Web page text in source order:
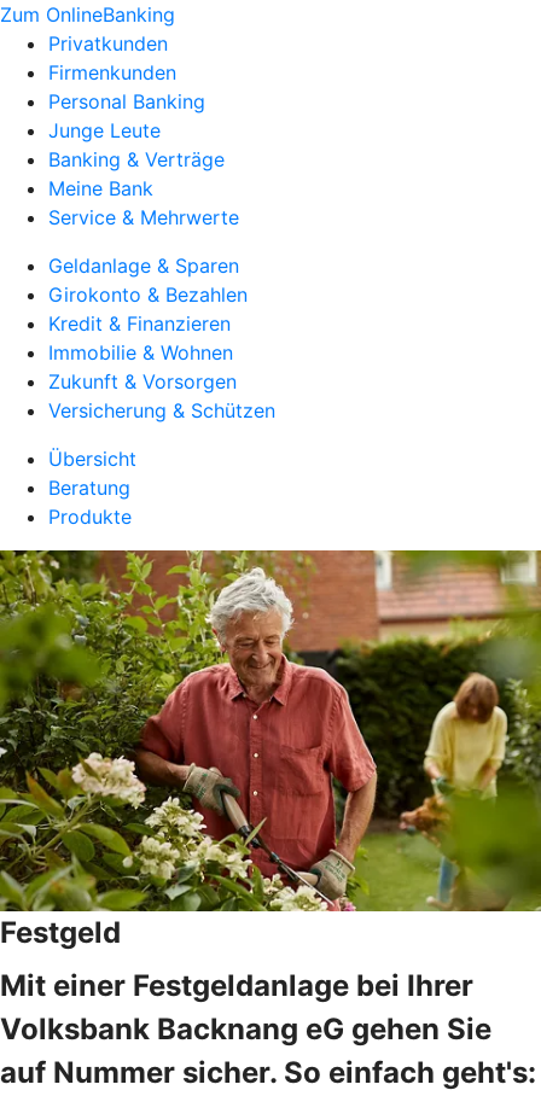
Zum OnlineBanking
Privatkunden
Firmenkunden
Personal Banking
Junge Leute
Banking & Verträge
Meine Bank
Service & Mehrwerte
Geldanlage & Sparen
Girokonto & Bezahlen
Kredit & Finanzieren
Immobilie & Wohnen
Zukunft & Vorsorgen
Versicherung & Schützen
Übersicht
Beratung
Produkte
Festgeld
Mit einer Festgeldanlage bei Ihrer
Volksbank Backnang eG gehen Sie
auf Nummer sicher. So einfach geht's: